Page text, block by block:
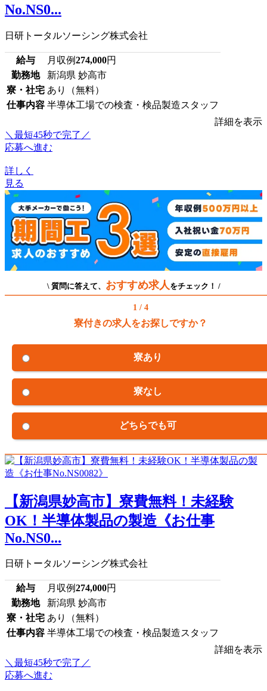
No.NS0...
日研トータルソーシング株式会社
給与 月収例274,000円
勤務地
新潟県 妙高市
寮・社宅 あり（無料）
仕事内容 半導体工場での検査・検品製造スタッフ
詳細を表示
＼最短45秒で完了／
応募へ進む
詳しく
見る
\ 質問に答えて、 おすすめ求人 をチェック！ /
1 / 4
寮付きの求人をお探しですか？
寮あり
寮なし
どちらでも可
【新潟県妙高市】寮費無料！未経験
OK！半導体製品の製造《お仕事
No.NS0...
日研トータルソーシング株式会社
給与 月収例274,000円
勤務地
新潟県 妙高市
寮・社宅 あり（無料）
仕事内容 半導体工場での検査・検品製造スタッフ
詳細を表示
＼最短45秒で完了／
応募へ進む